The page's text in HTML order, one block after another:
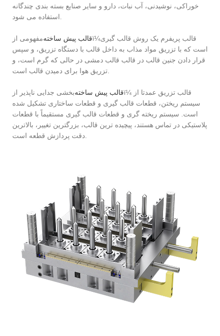
خوراکی، نوشیدنی، آب نبات، دارو و سایر صنایع بسته بندی چندگانه
مفهومی ازقالب پیش ساختهï¼قالب پریفرم یک روش قالب گیری
است که با تزریق مواد مذاب به داخل قالب با دستگاه تزریق، و سپس
قرار دادن جنین قالب در قالب قالب دمشی در حالی که گرم است، و
بخشی جدایی ناپذیر ازقالب پیش ساختهï¼ قالب تزریق عمدتا از
سیستم ریختن، قطعات قالب گیری و قطعات ساختاری تشکیل شده
است. سیستم ریخته گری و قطعات قالب گیری مستقیماً با قطعات
پلاستیکی در تماس هستند، پیچیده ترین قالب، بزرگترین تغییر، بالاترین